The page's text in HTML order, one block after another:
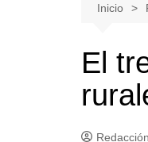
Inicio
El
Redacción